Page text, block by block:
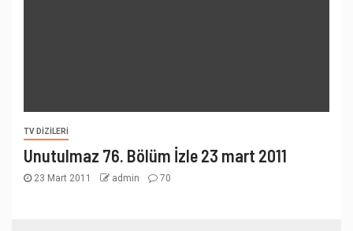
TV DIZILERI
Unutulmaz 76. Bölüm İzle 23 mart 2011
23 Mart 2011 admin 70